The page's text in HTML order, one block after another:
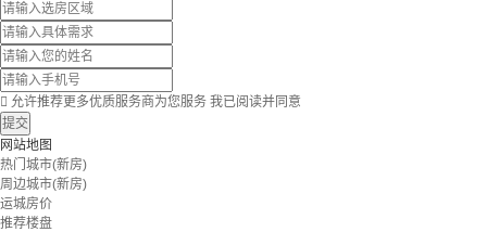
 允许推荐更多优质服务商为您服务 我已阅读并同意
提交
网站地图
热门城市(新房)
周边城市(新房)
运城房价
推荐楼盘